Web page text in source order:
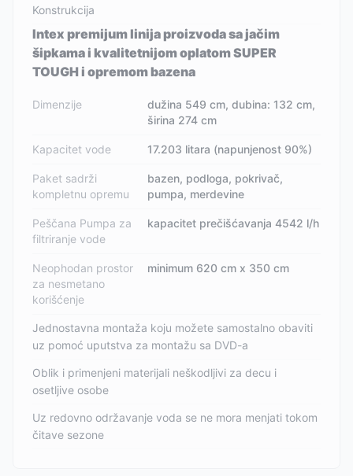
Konstrukcija
Intex premijum linija proizvoda sa jačim
šipkama i kvalitetnijom oplatom SUPER
TOUGH i opremom bazena
Dimenzije
dužina 549 cm, dubina: 132 cm,
širina 274 cm
Kapacitet vode 17.203 litara (napunjenost 90%)
Paket sadrži
kompletnu opremu
bazen, podloga, pokrivač,
pumpa, merdevine
Peščana Pumpa za
filtriranje vode
kapacitet prečišćavanja 4542 l/h
Neophodan prostor
za nesmetano
korišćenje
minimum 620 cm x 350 cm
Jednostavna montaža koju možete samostalno obaviti
uz pomoć uputstva za montažu sa DVD-a
Oblik i primenjeni materijali neškodljivi za decu i
osetljive osobe
Uz redovno održavanje voda se ne mora menjati tokom
čitave sezone